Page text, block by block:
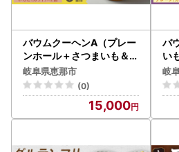
■恵那市ふるさと納税サポート室
受付時間：9:30～17:00
(土曜日・日曜日・祝日及び12月29
メール：ena@steamship.co.jp
【個人情報の取り扱いについて】
お寄せいただいた個人情報は、寄
のお知らせの広報等に利用するも
バウムクーヘンA（プレー
ンホール＋さつまいも＆い
ちごカット） / 恵那市 / ク
リエイティブファーマーズ
[AUAH017]
岐阜県恵那市
(0)
15,000
バ
い
ー
リ
岐